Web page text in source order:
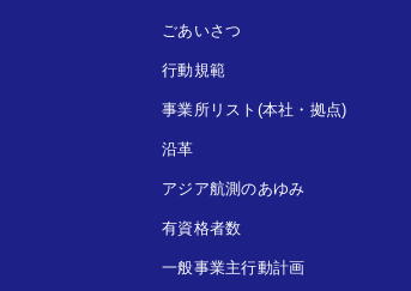
ごあいさつ
行動規範
事業所リスト(本社・拠点)
沿革
アジア航測のあゆみ
有資格者数
一般事業主行動計画